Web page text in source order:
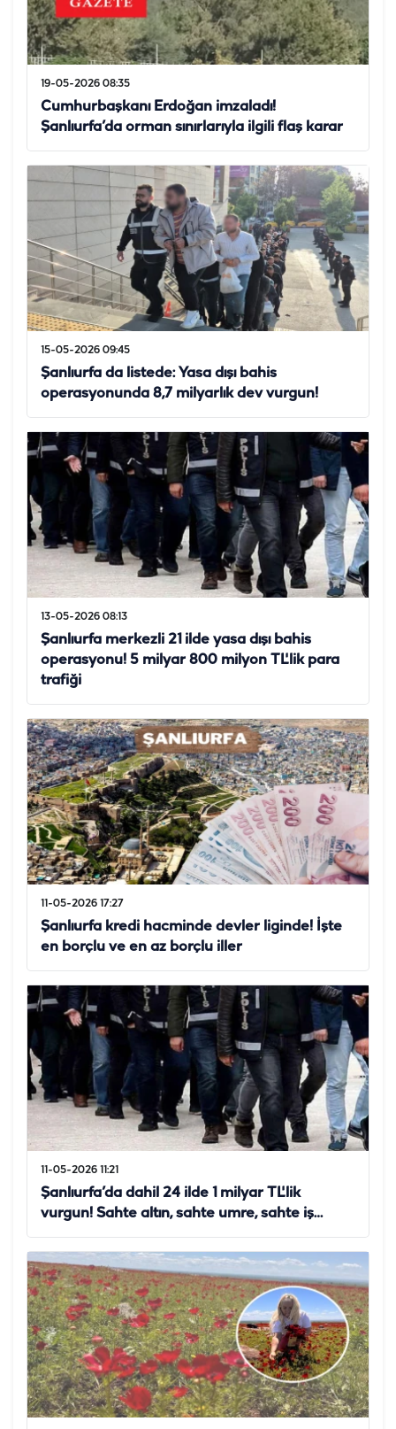
19-05-2026 08:35
Cumhurbaşkanı Erdoğan imzaladı!
Şanlıurfa’da orman sınırlarıyla ilgili flaş karar
15-05-2026 09:45
Şanlıurfa da listede: Yasa dışı bahis
operasyonunda 8,7 milyarlık dev vurgun!
13-05-2026 08:13
Şanlıurfa merkezli 21 ilde yasa dışı bahis
operasyonu! 5 milyar 800 milyon TL'lik para
trafiği
11-05-2026 17:27
Şanlıurfa kredi hacminde devler liginde! İşte
en borçlu ve en az borçlu iller
11-05-2026 11:21
Şanlıurfa’da dahil 24 ilde 1 milyar TL'lik
vurgun! Sahte altın, sahte umre, sahte iş…